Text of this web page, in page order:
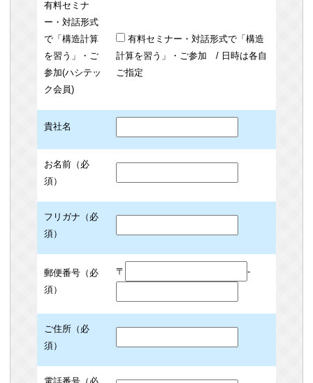
有料セミナ
ー・対話形式
で「構造計算
を習う」・ご
参加(ハシテッ
ク会員)
有料セミナー・対話形式で「構造
計算を習う」・ご参加 / 日時は各自
ご指定
貴社名
お名前（必
須）
フリガナ（必
須）
郵便番号（必
須）
〒 -
ご住所（必
須）